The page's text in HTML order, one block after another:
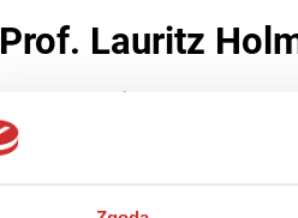
Prof. Lauritz